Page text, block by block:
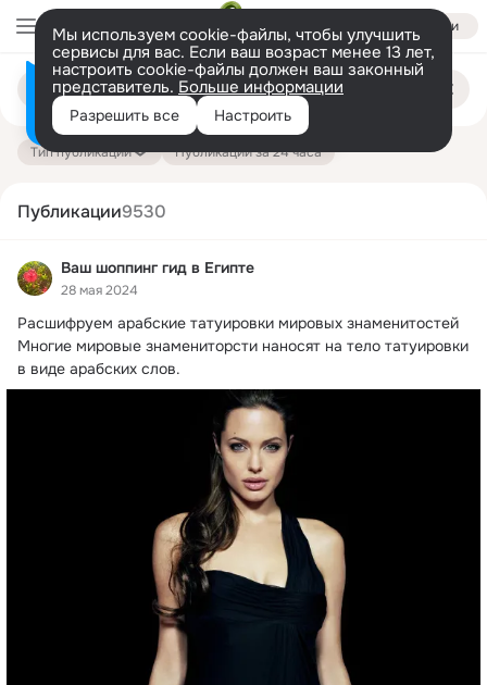
Войти
Мы используем cookie-файлы, чтобы улучшить
сервисы для вас. Если ваш возраст менее 13 лет,
настроить cookie-файлы должен ваш законный
представитель. Больше информации
Разрешить все Настроить
Поиск
публикациям
Тип публикации Публикации за 24 часа
Публикации9530
Ваш шоппинг гид в Египте
28 мая 2024
Расшифруем арабские татуировки мировых знаменитостей
Многие мировые знамениторсти наносят на тело татуировки
в виде арабских слов.
Информация о контенте
на платформе — здесь